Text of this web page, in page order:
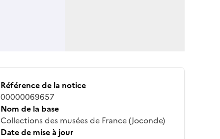
Référence de la notice
00000069657
Nom de la base
Collections des musées de France (Joconde)
Date de mise à jour